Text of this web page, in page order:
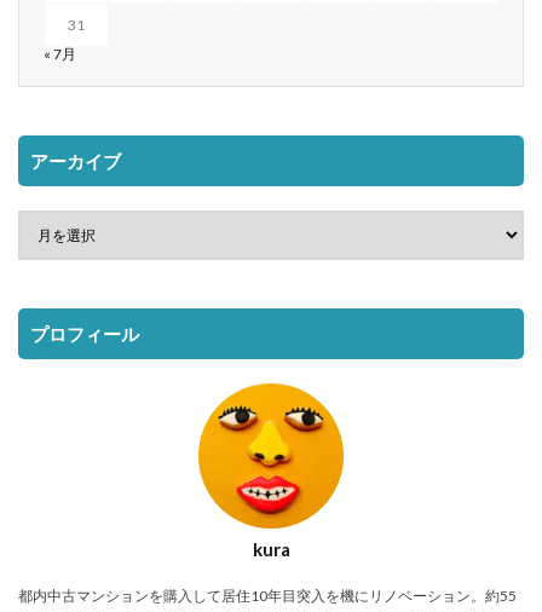
31
« 7月
アーカイブ
プロフィール
kura
都内中古マンションを購入して居住10年目突入を機にリノベーション。約55